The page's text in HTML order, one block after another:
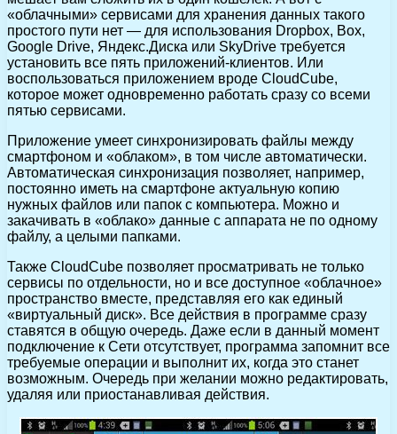
«облачными» сервисами для хранения данных такого
простого пути нет — для использования Dropbox, Box,
Google Drive, Яндекс.Диска или SkyDrive требуется
установить все пять приложений-клиентов. Или
воспользоваться приложением вроде CloudCube,
которое может одновременно работать сразу со всеми
пятью сервисами.
Приложение умеет синхронизировать файлы между
смартфоном и «облаком», в том числе автоматически.
Автоматическая синхронизация позволяет, например,
постоянно иметь на смартфоне актуальную копию
нужных файлов или папок с компьютера. Можно и
закачивать в «облако» данные с аппарата не по одному
файлу, а целыми папками.
Также CloudCube позволяет просматривать не только
сервисы по отдельности, но и все доступное «облачное»
пространство вместе, представляя его как единый
«виртуальный диск». Все действия в программе сразу
ставятся в общую очередь. Даже если в данный момент
подключение к Сети отсутствует, программа запомнит все
требуемые операции и выполнит их, когда это станет
возможным. Очередь при желании можно редактировать,
удаляя или приостанавливая действия.